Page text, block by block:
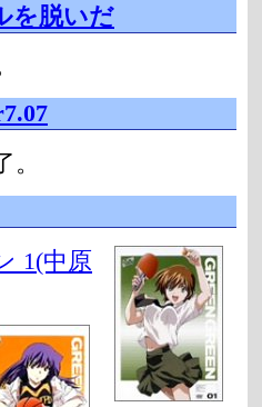
を脱いだ
1(中原